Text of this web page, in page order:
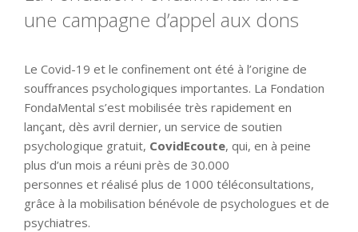
une campagne d’appel aux dons
Le Covid-19 et le confinement ont été à l’origine de
souffrances psychologiques importantes. La Fondation
FondaMental s’est mobilisée très rapidement en
lançant, dès avril dernier, un service de soutien
psychologique gratuit, CovidEcoute, qui, en à peine
plus d’un mois a réuni près de 30.000
personnes et réalisé plus de 1000 téléconsultations,
grâce à la mobilisation bénévole de psychologues et de
psychiatres.